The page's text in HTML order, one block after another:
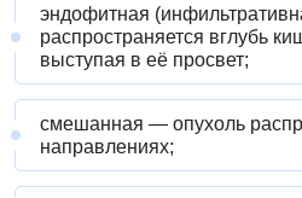
эндофитная
распространяется вглубь
выступая в её просвет;
смешанная — опухоль
направлениях;